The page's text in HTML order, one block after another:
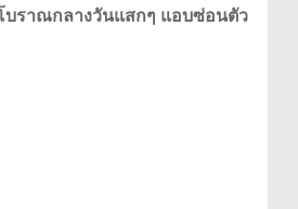
บราณกลางวันแสกๆ แอบซ่อนตัว